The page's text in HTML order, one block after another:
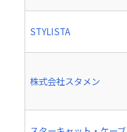
STYLISTA
株式会社スタメン